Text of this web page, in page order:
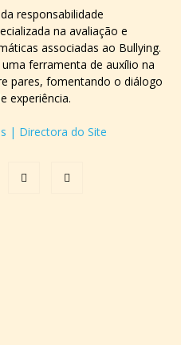
responsabilidade
na avaliação e
associadas ao Bullying.
ferramenta de auxílio na
pares, fomentando o diálogo
experiência.
| Directora do Site